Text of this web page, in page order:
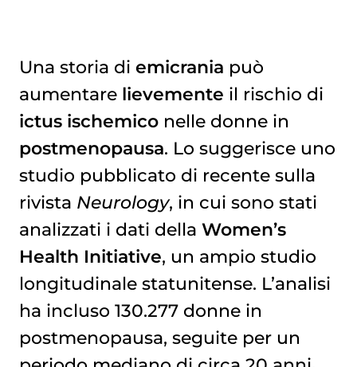
Una storia di emicrania può
aumentare lievemente il rischio di
ictus ischemiconelle donne in
postmenopausa. Lo suggerisce uno
studio pubblicato di recente sulla
rivista Neurology, in cui sono stati
analizzati i dati della Women’s
Health Initiative, un ampio studio
longitudinale statunitense. L’analisi
ha incluso 130.277 donne in
postmenopausa, seguite per un